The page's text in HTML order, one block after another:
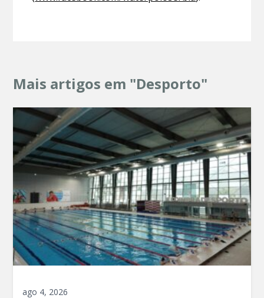
Mais artigos em "Desporto"
ago 4, 2026